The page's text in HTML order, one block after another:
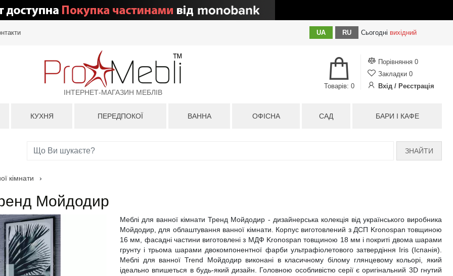
UA RU Сьогодні вихідний
ІНТЕРНЕТ-МАГАЗИН МЕБЛІВ
Порівняння 0
Закладки 0
Вхід / Реєстрація
Товарів: 0
КУХНЯ ПЕРЕДПОКОЇ ВАННА ОФІСНА САД БАРИ І КАФЕ
ЗНАЙТИ
кімнати ›
Мойдодир
Меблі для ванної кімнати Тренд Мойдодир - дизайнерська колекція від українського виробника
Мойдодир, для облаштування ванної кімнати. Корпус виготовлений з ДСП Kronospan товщиною
16 мм, фасадні частини виготовлені з МДФ Kronospan товщиною 18 мм і покриті двома шарами
грунту і трьома шарами двокомпонентної фарби ультрафіолетового затвердіння Iris (Іспанія).
Меблі для ванної Trend Мойдодир виконані в класичному білому глянцевому кольорі, який
ідеально впишеться в будь-який дизайн. Головною особливістю серії є оригінальний 3D гнутий